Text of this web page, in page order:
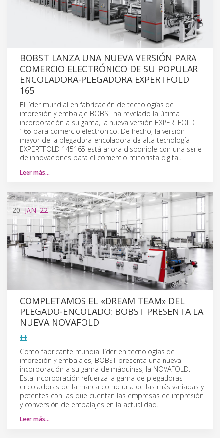
BOBST LANZA UNA NUEVA VERSIÓN PARA
COMERCIO ELECTRÓNICO DE SU POPULAR
ENCOLADORA-PLEGADORA EXPERTFOLD
165
El líder mundial en fabricación de tecnologías de
impresión y embalaje BOBST ha revelado la última
incorporación a su gama, la nueva versión EXPERTFOLD
165 para comercio electrónico. De hecho, la versión
mayor de la plegadora-encoladora de alta tecnología
EXPERTFOLD 145165 está ahora disponible con una serie
de innovaciones para el comercio minorista digital.
Leer más…
20 JAN '22
COMPLETAMOS EL «DREAM TEAM» DEL
PLEGADO-ENCOLADO: BOBST PRESENTA LA
NUEVA NOVAFOLD
Como fabricante mundial líder en tecnologías de
impresión y embalajes, BOBST presenta una nueva
incorporación a su gama de máquinas, la NOVAFOLD.
Esta incorporación refuerza la gama de plegadoras-
encoladoras de la marca como una de las más variadas y
potentes con las que cuentan las empresas de impresión
y conversión de embalajes en la actualidad.
Leer más…